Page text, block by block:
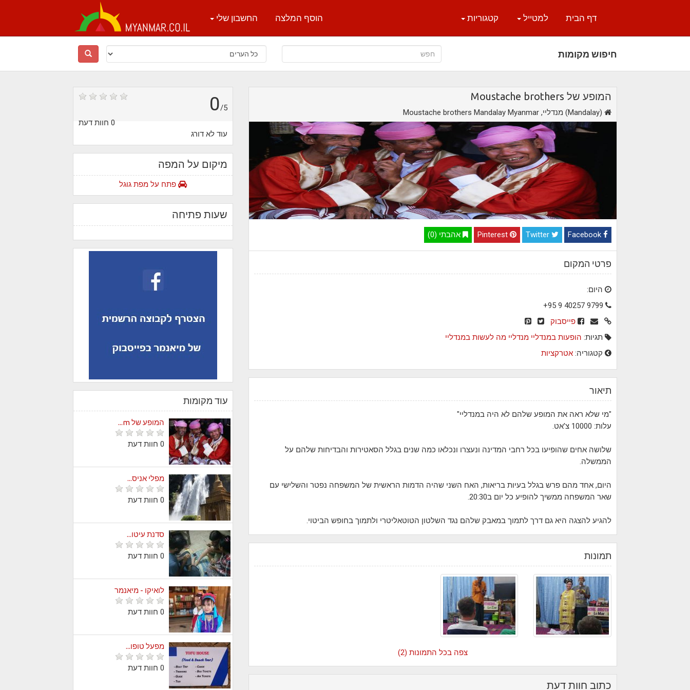
דף הבית למטייל קטגוריות הוסף המלצה החשבון שלי
חיפוש מקומות
המופע של Moustache brothers
Moustache brothers Mandalay Myanmar ,מנדליי (Mandalay)
אהבתי (0)
פרטי המקום
היום:
+95 9 40257 9799
פייסבוק
תגיות: הופעות במנדליי מנדליי מה לעשות במנדליי
קטגוריה: אטרקציות
תיאור
"מי שלא ראה את המופע שלהם לא היה במנדליי"
עלות: 10000 צ'אט.
שלושה אחים שהופיעו בכל רחבי המדינה ונעצרו ונכלאו כמה שנים בגלל הסאטירות והבדיחות שלהם על
הממשלה.
היום, אחד מהם פרש בגלל בעיות בריאות, האח השני שהיה הדמות הראשית של המשפחה נפטר והשלישי עם
שאר המשפחה ממשיך להופיע כל יום ב20:30.
להגיע להצגה היא גם דרך לתמוך במאבק שלהם נגד השלטון הטוטאליטרי ולתמוך בחופש הביטוי.
תמונות
צפה בכל התמונות (2)
כתוב חוות דעת
0/5
0 חוות דעת
עוד לא דורג
מיקום על המפה
פתח על מפת גוגל
שעות פתיחה
עוד מקומות
המופע של m...
0 חוות דעת
מפלי אניס...
0 חוות דעת
סדנת עיטו...
0 חוות דעת
לואיקו - מיאנמר
0 חוות דעת
מפעל טופו...
0 חוות דעת